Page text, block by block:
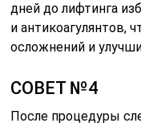
дней до лифтинга
и антикоагулянтов,
осложнений и
СОВЕТ №4
После процедуры